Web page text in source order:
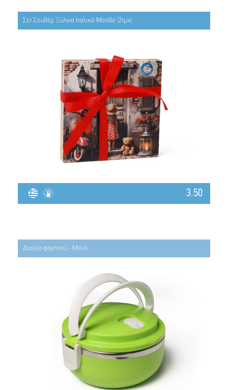
Σετ Σουβέρ Ξύλινα Ιταλικό Μοτίβο (2τμχ)
3.50
Δοχείο φαγητού - Μονό